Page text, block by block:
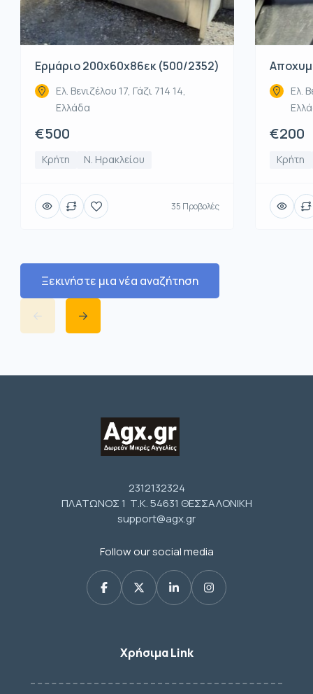
Ερμάριο 200x60x86εκ (500/2352)
Ελ. Βενιζέλου 17, Γάζι 714 14,
Ελλάδα
€500
Κρήτη Ν. Ηρακλείου
35 Προβολές
Ελ.
€200
Κρήτη
Ξεκινήστε μια νέα αναζήτηση
2312132324
ΠΛΑΤΩΝΟΣ 1 Τ.Κ. 54631 ΘΕΣΣΑΛΟΝΙΚΗ
support@agx.gr
Follow our social media
Χρήσιμα Link